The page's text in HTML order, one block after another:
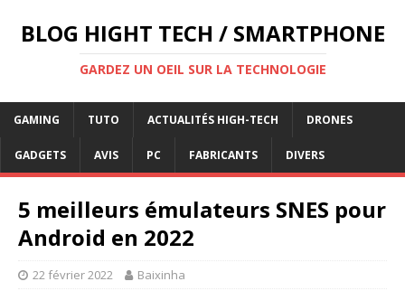
BLOG HIGHT TECH / SMARTPHONE
GARDEZ UN OEIL SUR LA TECHNOLOGIE
GAMING TUTO ACTUALITÉS HIGH-TECH DRONES
GADGETS AVIS PC FABRICANTS DIVERS
5 meilleurs émulateurs SNES pour
Android en 2022
22 février 2022 Baixinha